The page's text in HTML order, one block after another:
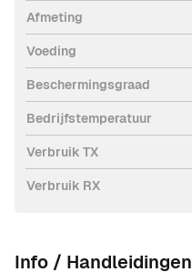
Afmeting
Voeding
Beschermingsgraad
Bedrijfstemperatuur
Verbruik TX
Verbruik RX
Info / Handleidingen